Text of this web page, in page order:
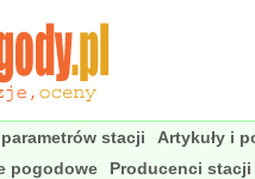
stacji Artykuły i
pogodowe Producenci